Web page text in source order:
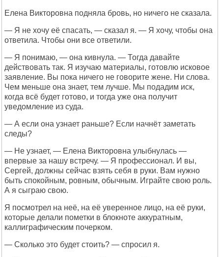
Елена Викторовна подняла бровь, но ничего не сказала.
— Я не хочу её спасать, — сказал я. — Я хочу, чтобы она
ответила. Чтобы они все ответили.
— Я понимаю, — она кивнула. — Тогда давайте
действовать так. Я изучаю материалы, готовлю исковое
заявление. Вы пока ничего не говорите жене. Ни слова.
Чем меньше она знает, тем лучше. Мы подадим иск,
когда всё будет готово, и тогда уже она получит
уведомление из суда.
— А если она узнает раньше? Если начнёт заметать
следы?
— Не узнает, — Елена Викторовна улыбнулась —
впервые за нашу встречу. — Я профессионал. И вы,
Сергей, должны сейчас взять себя в руки. Вам нужно
быть спокойным, ровным, обычным. Играйте свою роль.
А я сыграю свою.
Я посмотрел на неё, на её уверенное лицо, на её руки,
которые делали пометки в блокноте аккуратным,
каллиграфическим почерком.
— Сколько это будет стоить? — спросил я.